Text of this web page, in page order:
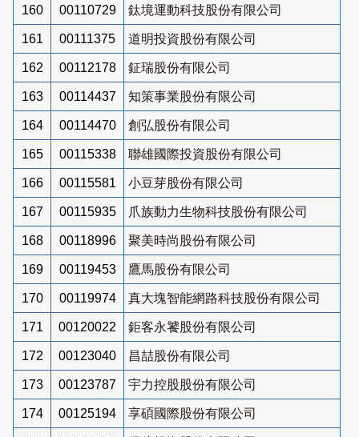
160 00110729 鈦境運動科技股份有限公司
161 00111375 道明投資股份有限公司
162 00112178 鉦瑞股份有限公司
163 00114437 知策事業股份有限公司
164 00114470 創弘股份有限公司
165 00115338 聯雄國際投資股份有限公司
166 00115581 小豆芽股份有限公司
167 00115935 爪族動力生物科技股份有限公司
168 00118996 聚美時尚股份有限公司
169 00119453 鷹馬股份有限公司
170 00119974 真大塊智能網路科技股份有限公司
171 00120022 鉅客永饕股份有限公司
172 00123040 昌喆股份有限公司
173 00123787 宇力控股股份有限公司
174 00125194 享碩國際股份有限公司